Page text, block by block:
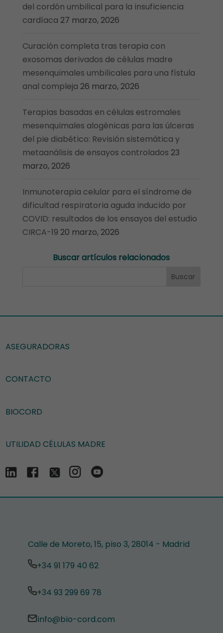
del cordón umbilical para la insuficiencia
cardíaca 27 marzo, 2026
Curación completa tras terapia con
exosomas derivados de células madre
mesenquimales umbilicales para una fístula
anal compleja 26 marzo, 2026
Terapias basadas en células estromales
mesenquimales alogénicas para las úlceras
del pie diabético: Revisión sistemática y
metaanálisis de ensayos controlados 23
marzo, 2026
Inmunoterapia celular para el síndrome de
dificultad respiratoria aguda inducido por
COVID: resultados de los ensayos del estudio
CIRCA-19 20 marzo, 2026
Buscar artículos relacionados
ASEGURADORAS
CONTACTO
BIOCORD
UTILIDAD CÉLULAS MADRE
Calle de Moreto, 15, piso 3, 28014 - Madrid
+34 91 179 40 62
+34 93 299 69 78
info@bio-cord.com